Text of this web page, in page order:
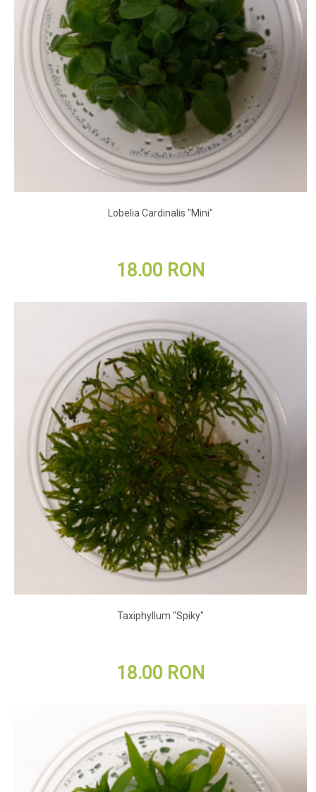
Lobelia Cardinalis "Mini"
18.00 RON
Taxiphyllum "Spiky"
18.00 RON